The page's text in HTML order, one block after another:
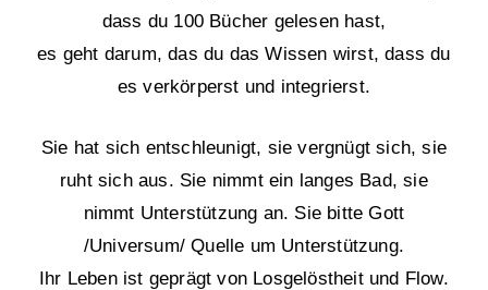
dass du 100 Bücher gelesen hast,
es geht darum, das du das Wissen wirst, dass du
es verkörperst und integrierst.
Sie hat sich entschleunigt, sie vergnügt sich, sie
ruht sich aus. Sie nimmt ein langes Bad, sie
nimmt Unterstützung an. Sie bitte Gott
/Universum/ Quelle um Unterstützung.
Ihr Leben ist geprägt von Losgelöstheit und Flow.